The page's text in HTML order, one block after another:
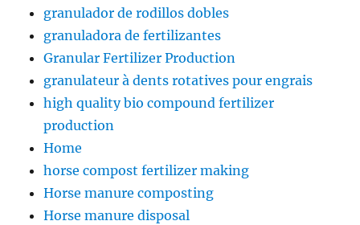
granulador de rodillos dobles
granuladora de fertilizantes
Granular Fertilizer Production
granulateur à dents rotatives pour engrais
high quality bio compound fertilizer
production
Home
horse compost fertilizer making
Horse manure composting
Horse manure disposal